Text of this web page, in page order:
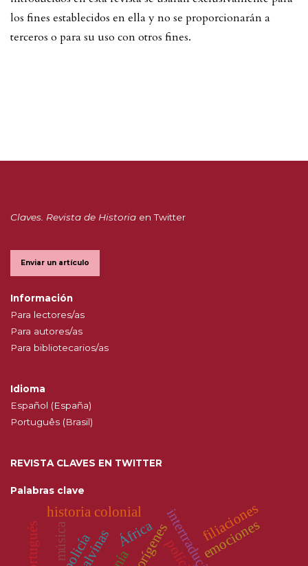
los fines establecidos en ella y no se proporcionarán a
terceros o para su uso con otros fines.
Claves. Revista de Historia en Twitter
Enviar un artículo
Información
Para lectores/as
Para autores/as
Para bibliotecarios/as
Idioma
Español (España)
Português (Brasil)
REVISTA CLAVES EN TWITTER
Palabras clave
orígenes
malvinas intertradução
África emociones
historia colonial filiaciones
policía
música